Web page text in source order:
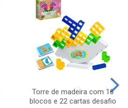
Torre de madeira com 16
blocos e 22 cartas desafio